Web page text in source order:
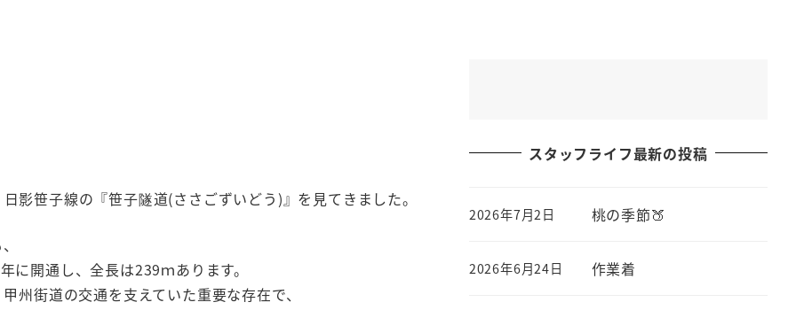
影笹子線の『笹子隧道(ささごずいどう)』を見てきました。
開通し、全長は239ｍあります。
州街道の交通を支えていた重要な存在で、
スタッフライフ最新の投稿
桃の季節🍑
2026年7月2日
作業着
2026年6月24日